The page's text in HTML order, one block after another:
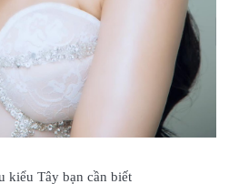
kiểu Tây bạn cần biết